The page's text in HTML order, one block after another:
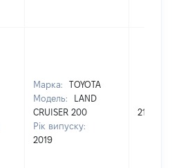
Марка:
TOYOTA
Модель:
LAND
CRUISER 200
Рік випуску:
2019
2119848